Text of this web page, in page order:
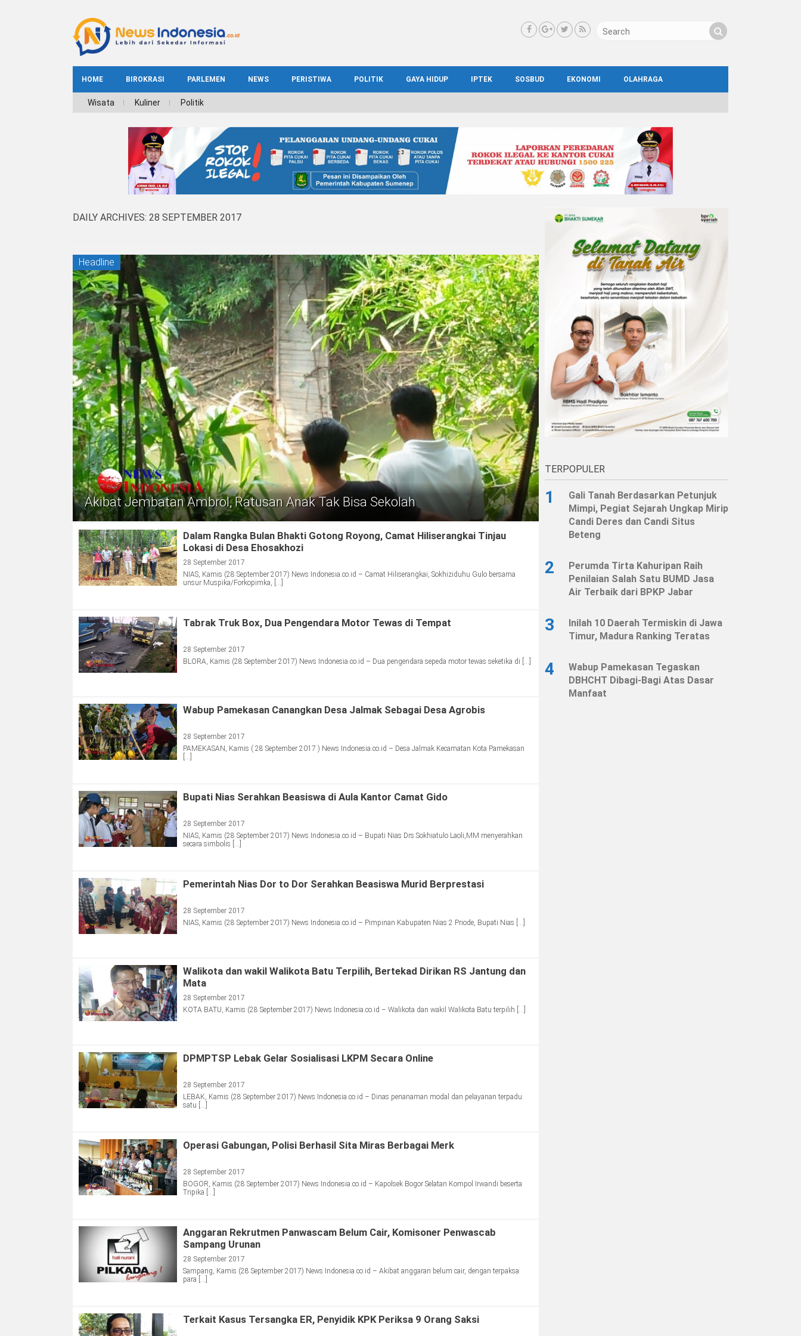
HOME BIROKRASI PARLEMEN NEWS PERISTIWA POLITIK GAYA HIDUP IPTEK SOSBUD EKONOMI OLAHRAGA
INDEKS BIROKRASI
Wisata Kuliner Politik
DAILY ARCHIVES: 28 SEPTEMBER 2017
Headline
Akibat Jembatan Ambrol, Ratusan Anak Tak Bisa Sekolah
Dalam Rangka Bulan Bhakti Gotong Royong, Camat Hiliserangkai Tinjau
Lokasi di Desa Ehosakhozi
28 September 2017
NIAS, Kamis (28 September 2017) News Indonesia.co.id – Camat Hiliserangkai, Sokhiziduhu Gulo bersama
unsur Muspika/Forkopimka, […]
Tabrak Truk Box, Dua Pengendara Motor Tewas di Tempat
28 September 2017
BLORA, Kamis (28 September 2017) News Indonesia.co.id – Dua pengendara sepeda motor tewas seketika di […]
Wabup Pamekasan Canangkan Desa Jalmak Sebagai Desa Agrobis
28 September 2017
PAMEKASAN, Kamis ( 28 September 2017 ) News Indonesia.co.id – Desa Jalmak Kecamatan Kota Pamekasan
[…]
Bupati Nias Serahkan Beasiswa di Aula Kantor Camat Gido
28 September 2017
NIAS, Kamis (28 September 2017) News Indonesia.co.id – Bupati Nias Drs.Sokhiatulo Laoli,MM menyerahkan
secara simbolis […]
Pemerintah Nias Dor to Dor Serahkan Beasiswa Murid Berprestasi
28 September 2017
NIAS, Kamis (28 September 2017) News Indonesia.co.id – Pimpinan Kabupaten Nias 2 Priode, Bupati Nias […]
Walikota dan wakil Walikota Batu Terpilih, Bertekad Dirikan RS Jantung dan
Mata
28 September 2017
KOTA BATU, Kamis (28 September 2017) News Indonesia.co.id – Walikota dan wakil Walikota Batu terpilih […]
DPMPTSP Lebak Gelar Sosialisasi LKPM Secara Online
28 September 2017
LEBAK, Kamis (28 September 2017) News Indonesia.co.id – Dinas penanaman modal dan pelayanan terpadu
satu […]
Operasi Gabungan, Polisi Berhasil Sita Miras Berbagai Merk
28 September 2017
BOGOR, Kamis (28 September 2017) News Indonesia.co.id – Kapolsek Bogor Selatan Kompol Irwandi beserta
Tripika […]
Anggaran Rekrutmen Panwascam Belum Cair, Komisoner Penwascab
Sampang Urunan
28 September 2017
Sampang, Kamis (28 September 2017) News Indonesia.co.id – Akibat anggaran belum cair, dengan terpaksa
para […]
Terkait Kasus Tersangka ER, Penyidik KPK Periksa 9 Orang Saksi
TERPOPULER
1
Gali Tanah Berdasarkan Petunjuk
Mimpi, Pegiat Sejarah Ungkap Mirip
Candi Deres dan Candi Situs
Beteng
2
Perumda Tirta Kahuripan Raih
Penilaian Salah Satu BUMD Jasa
Air Terbaik dari BPKP Jabar
3
Inilah 10 Daerah Termiskin di Jawa
Timur, Madura Ranking Teratas
4
Wabup Pamekasan Tegaskan
DBHCHT Dibagi-Bagi Atas Dasar
Manfaat